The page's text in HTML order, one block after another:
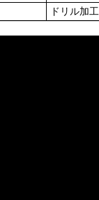
ドリル加工